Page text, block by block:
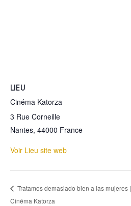
LIEU
Cinéma Katorza
3 Rue Corneille
Nantes, 44000 France
Voir Lieu site web
Tratamos demasiado bien a las mujeres |
Cinéma Katorza